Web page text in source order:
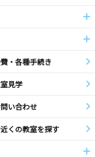
・各種手続き
見学
い合わせ
くの教室を探す